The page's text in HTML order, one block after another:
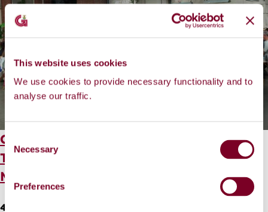
This website uses cookies
We use cookies to provide necessary functionality and to
analyse our traffic.
C
o
n
s
n
Necessary
Preferences
Cruinniú Comhpháirtithe Eorpacha an
Tionscadail NEBA: Malartú Geel 15 - 17
Meitheamh 2026
4 August 2026